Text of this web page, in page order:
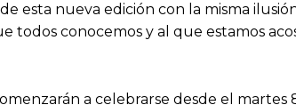
esta nueva edición con la misma
todos conocemos y al que estamos
a celebrarse desde el martes